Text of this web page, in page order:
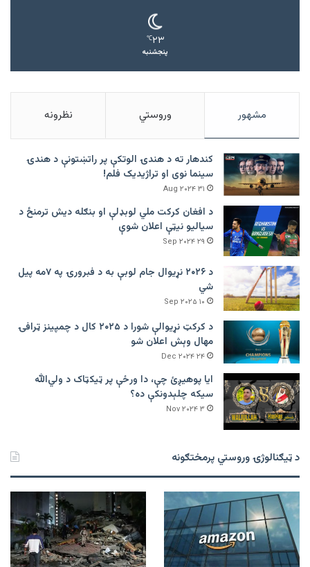
۲۳℃
پنجشنبه
مشهور وروستي نظرونه
کندهار ته د هندۍ الوتکې پر راتښتونې د هندۍ
سینما نوی او تراژيديک فلم!
۳۱ Aug ۲۰۲۴
د افغان کرکت ملي لوبډلې او بنګله دیش ترمنځ د
سیالیو نیټې اعلان شوې
۲۹ Sep ۲۰۲۴
د ۲۰۲۶ نړیوال جام لوبې به د فبرورۍ په ۷مه پیل
شي
۱۰ Sep ۲۰۲۵
د کرکټ نړیوالې شورا د ۲۰۲۵ کال د چمپینز ټرافۍ
مهال وېش اعلان شو
۲۴ Dec ۲۰۲۴
ایا پوهیږئ چې، دا ورځې پر ټيکټاک د ولي‌الله
سیکه چلېدونکې ده؟
۳ Nov ۲۰۲۴
د ټیګنالوژۍ وروستي پرمختګونه